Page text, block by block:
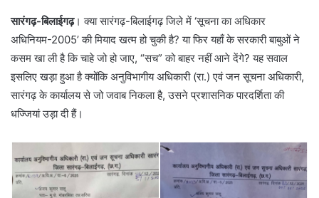
सारंगढ़-बिलाईगढ़। क्या सारंगढ़-बिलाईगढ़ जिले में ‘सूचना का अधिकार
अधिनियम-2005’ की मियाद खत्म हो चुकी है? या फिर यहाँ के सरकारी बाबुओं ने
कसम खा ली है कि चाहे जो हो जाए, “सच” को बाहर नहीं आने देंगे? यह सवाल
इसलिए खड़ा हुआ है क्योंकि अनुविभागीय अधिकारी (रा.) एवं जन सूचना अधिकारी,
सारंगढ़ के कार्यालय से जो जवाब निकला है, उसने प्रशासनिक पारदर्शिता की
धज्जियां उड़ा दी हैं।